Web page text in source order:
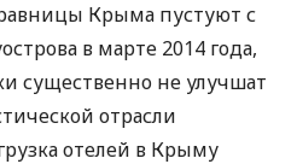
Крыма пустуют с
в марте 2014 года,
существенно не улучшат
отрасли
отелей в Крыму